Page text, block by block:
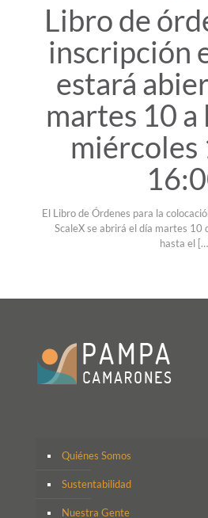
Libro de
inscripción
estará
martes 10 a
miércoles
El Libro de Órdenes para la
ScaleX se abrirá el día martes 10
hasta el
Quiénes Somos
Sustentabilidad
Nuestra Gente